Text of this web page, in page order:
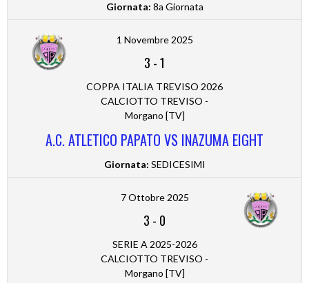
Giornata: 8a Giornata
1 Novembre 2025
3 -1
COPPA ITALIA TREVISO 2026
CALCIOTTO TREVISO -
Morgano [TV]
A.C. ATLETICO PAPATO VS INAZUMA EIGHT
Giornata: SEDICESIMI
7 Ottobre 2025
3 - 0
SERIE A 2025-2026
CALCIOTTO TREVISO -
Morgano [TV]